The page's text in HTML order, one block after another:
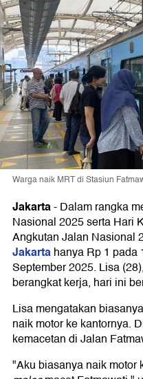
Warga naik MRT di Stasiun
Jakarta-Dalam rangka
Nasional 2025 serta Hari
Angkutan Jalan Nasional
Jakartahanya Rp 1 pada
September 2025. Lisa
berangkat kerja, hari ini
Lisa mengatakan
naik motor ke kantornya.
kemacetan di Jalan
"Aku biasanya naik motor